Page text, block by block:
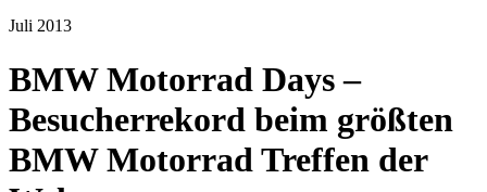
Juli 2013
BMW Motorrad Days –
Besucherrekord beim größten
BMW Motorrad Treffen der